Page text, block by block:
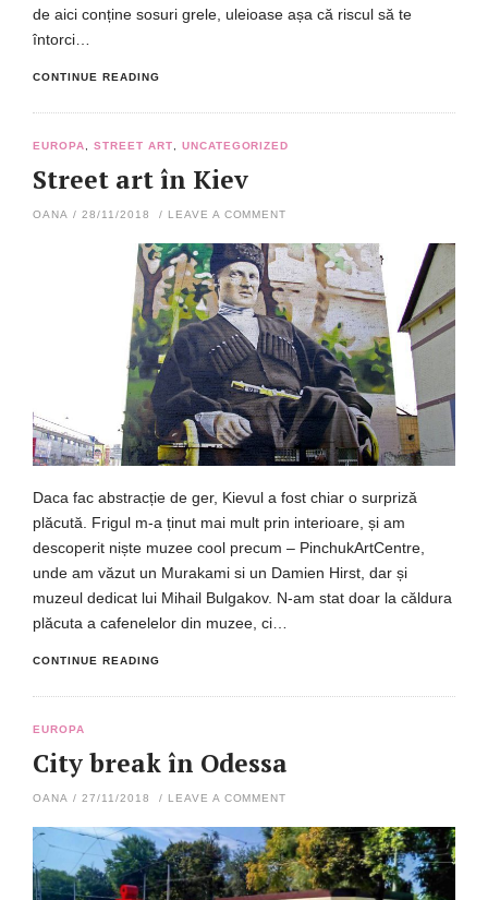
de aici conține sosuri grele, uleioase așa că riscul să te
întorci…
CONTINUE READING
EUROPA STREET ART UNCATEGORIZED
Street art în Kiev
OANA / 28/11/2018 / LEAVE A COMMENT
Daca fac abstracție de ger, Kievul a fost chiar o surpriză
plăcută. Frigul m-a ținut mai mult prin interioare, și am
descoperit niște muzee cool precum – PinchukArtCentre,
unde am văzut un Murakami si un Damien Hirst, dar și
muzeul dedicat lui Mihail Bulgakov. N-am stat doar la căldura
plăcuta a cafenelelor din muzee, ci…
CONTINUE READING
EUROPA
City break în Odessa
OANA / 27/11/2018 / LEAVE A COMMENT